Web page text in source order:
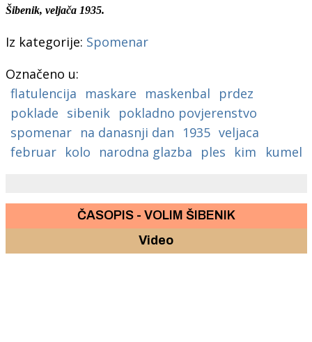
Šibenik, veljača 1935.
Iz kategorije: Spomenar
Označeno u:
flatulencija
maskare maskenbal
prdez
poklade sibenik pokladno povjerenstvo
spomenar na danasnji dan 1935 veljaca
februar kolo narodna glazba ples kim kumel
ČASOPIS - VOLIM ŠIBENIK
Video